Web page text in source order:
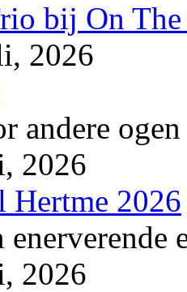
bij On
2026
andere
2026
2026
enerverende
2026